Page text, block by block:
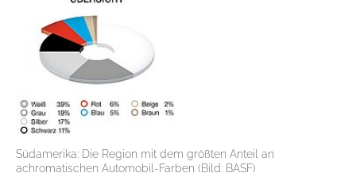
Südamerika: Die Region mit dem größten Anteil an
achromatischen Automobil-Farben (Bild: BASF)